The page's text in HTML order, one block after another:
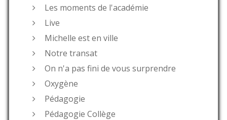
Les moments de l'académie
Live
Michelle est en ville
Notre transat
On n'a pas fini de vous surprendre
Oxygène
Pédagogie
Pédagogie Collège